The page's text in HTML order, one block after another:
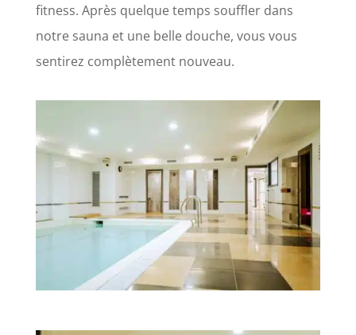
fitness. Après quelque temps souffler dans
notre sauna et une belle douche, vous vous
sentirez complètement nouveau.